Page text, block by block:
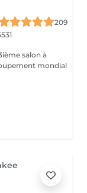
209
salon à